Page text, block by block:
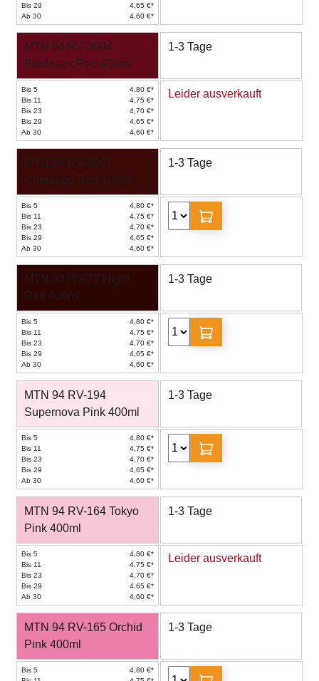
Bis 29
4,65 €*
Ab 30
4,60 €*
MTN 94 RV-3004
Bordeaux Red 400ml
1-3 Tage
Bis 5
4,80 €*
Bis 11
4,75 €*
Bis 23
4,70 €*
Bis 29
4,65 €*
Ab 30
4,60 €*
Leider ausverkauft
MTN 94 RV-3007
Cherokee Red 400ml
1-3 Tage
Bis 5
4,80 €*
Bis 11
4,75 €*
Bis 23
4,70 €*
Bis 29
4,65 €*
Ab 30
4,60 €*
MTN 94 RV-77 Night
Red 400ml
1-3 Tage
Bis 5
4,80 €*
Bis 11
4,75 €*
Bis 23
4,70 €*
Bis 29
4,65 €*
Ab 30
4,60 €*
MTN 94 RV-194
Supernova Pink 400ml
1-3 Tage
Bis 5
4,80 €*
Bis 11
4,75 €*
Bis 23
4,70 €*
Bis 29
4,65 €*
Ab 30
4,60 €*
MTN 94 RV-164 Tokyo
Pink 400ml
1-3 Tage
Bis 5
4,80 €*
Bis 11
4,75 €*
Bis 23
4,70 €*
Bis 29
4,65 €*
Ab 30
4,60 €*
Leider ausverkauft
MTN 94 RV-165 Orchid
Pink 400ml
1-3 Tage
Bis 5
4,80 €*